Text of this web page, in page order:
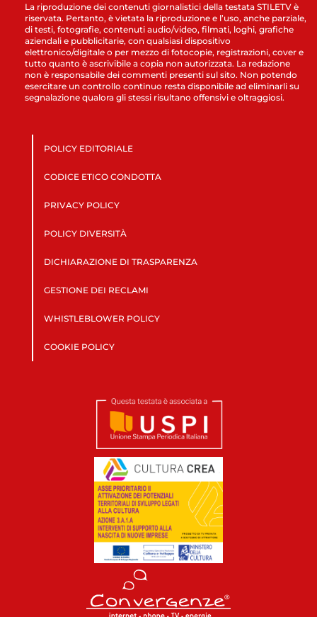
La riproduzione dei contenuti giornalistici della testata STILETV è
riservata. Pertanto, è vietata la riproduzione e l’uso, anche parziale,
di testi, fotografie, contenuti audio/video, filmati, loghi, grafiche
aziendali e pubblicitarie, con qualsiasi dispositivo
elettronico/digitale o per mezzo di fotocopie, registrazioni, cover e
tutto quanto è ascrivibile a copia non autorizzata. La redazione
non è responsabile dei commenti presenti sul sito. Non potendo
esercitare un controllo continuo resta disponibile ad eliminarli su
segnalazione qualora gli stessi risultano offensivi e oltraggiosi.
POLICY EDITORIALE
CODICE ETICO CONDOTTA
PRIVACY POLICY
POLICY DIVERSITÀ
DICHIARAZIONE DI TRASPARENZA
GESTIONE DEI RECLAMI
WHISTLEBLOWER POLICY
COOKIE POLICY